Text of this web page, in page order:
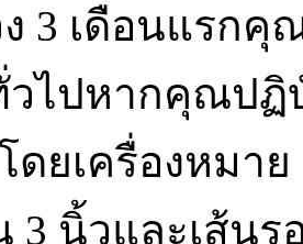
3 เดือนแรกคุ
วไปหากคุณปฏิ
ดยเครื่องหมา
3 นิ้วและเส้น